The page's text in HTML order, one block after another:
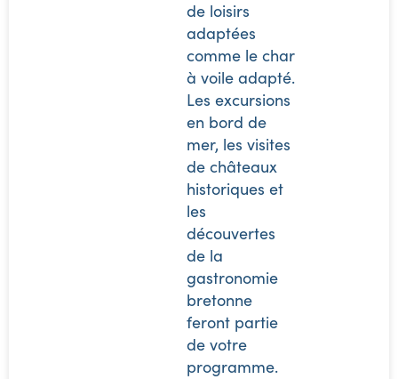
de loisirs
adaptées
comme le char
à voile adapté.
Les excursions
en bord de
mer, les visites
de châteaux
historiques et
les
découvertes
de la
gastronomie
bretonne
feront partie
de votre
programme.